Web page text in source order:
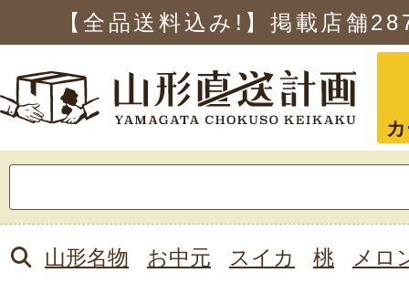
【全品送料込み!】掲載店舗
索:
山形名物 お中元 スイカ 桃 メロ